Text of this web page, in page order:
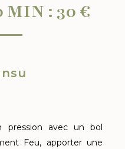
MIN : 30 €
pression avec un bol
Feu, apporter une